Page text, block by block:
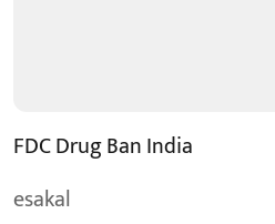
FDC Drug Ban India
esakal